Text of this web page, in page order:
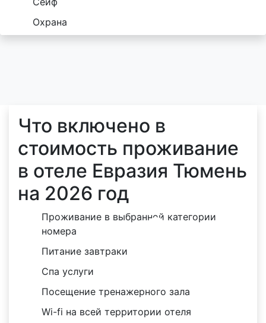
Охрана
Что включено в
стоимость проживание
в отеле Евразия Тюмень
на 2026 год
Проживание в выбранной категории
номера
Питание завтраки
Спа услуги
Посещение тренажерного зала
Wi-fi на всей территории отеля